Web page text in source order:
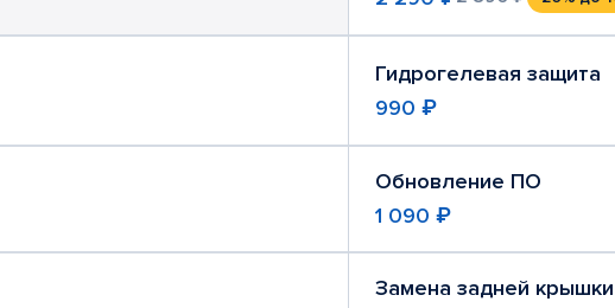
Гидрогелевая защита
990 ₽
Обновление ПО
1 090 ₽
Замена задней крышки